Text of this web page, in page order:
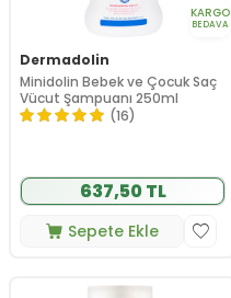
KARGO
BEDAVA
Dermadolin
Minidolin Bebek ve Çocuk Saç
Vücut Şampuanı 250ml
(16)
637,50 TL
Sepete Ekle